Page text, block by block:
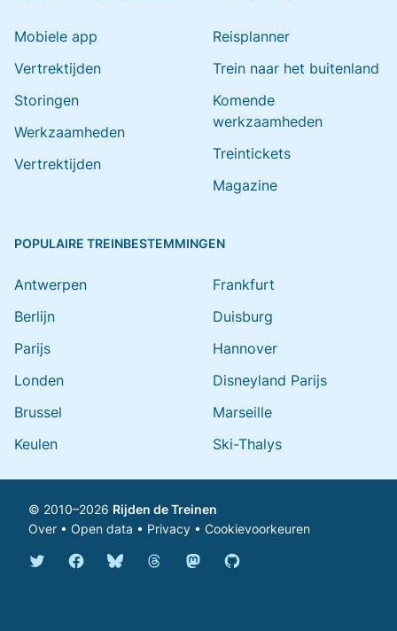
Mobiele app
Vertrektijden
Storingen
Werkzaamheden
Vertrektijden
Reisplanner
Trein naar het buitenland
Komende
werkzaamheden
Treintickets
Magazine
POPULAIRE TREINBESTEMMINGEN
Antwerpen
Berlijn
Parijs
Londen
Brussel
Keulen
Frankfurt
Duisburg
Hannover
Disneyland Parijs
Marseille
Ski-Thalys
© 2010–2026 Rijden de Treinen
Over • Open data • Privacy • Cookievoorkeuren